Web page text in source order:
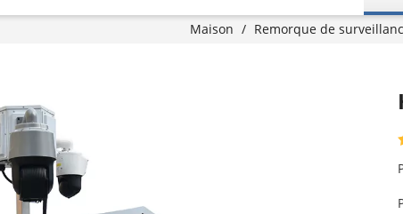
Maison / Remorque de